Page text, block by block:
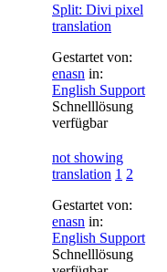
Split: Divi pixel
translation
Gestartet von:
enasn in:
English Support
Schnelllösung
verfügbar
not showing
translation 1 2
Gestartet von:
enasn in:
English Support
Schnelllösung